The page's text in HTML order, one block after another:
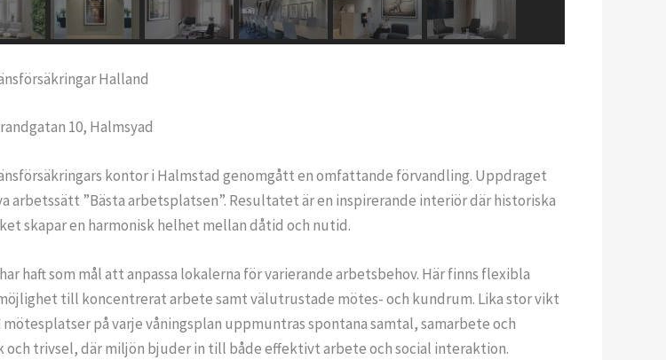
Halland
10, Halmsyad
kontor i Halmstad genomgått en omfattande förvandling. Uppdraget
arbetssätt ”Bästa arbetsplatsen”. Resultatet är en inspirerande interiör där historiska
skapar en harmonisk helhet mellan dåtid och nutid.
haft som mål att anpassa lokalerna för varierande arbetsbehov. Här finns flexibla
till koncentrerat arbete samt välutrustade mötes- och kundrum. Lika stor vikt
på varje våningsplan uppmuntras spontana samtal, samarbete och
trivsel, där miljön bjuder in till både effektivt arbete och social interaktion.